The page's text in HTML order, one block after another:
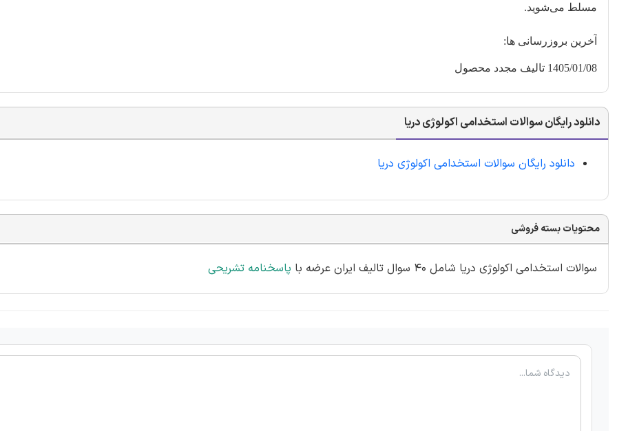
مسلط می‌شوید.
آخرین بروزرسانی ها:
1405/01/08 تالیف مجدد محصول
دانلود رایگان سوالات استخدامی اکولوژی دریا
دانلود رایگان سوالات استخدامی اکولوژی دریا
محتویات بسته فروشی
سوالات استخدامی اکولوژی دریا شامل 40 سوال تالیف ایران عرضه با پاسخنامه تشریحی